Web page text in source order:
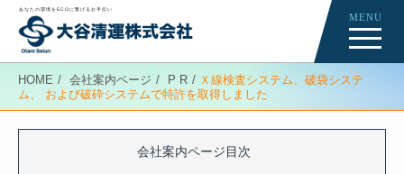
あなたの環境をECOに繋げるお手伝い
MENU
会社案内ページ
News
P R
Re-Creation
HOME 会社案内ページ P R
Ｘ線検査システム、破袋システ
ム、 および破砕システムで特許を取得しました
会社案内ページ目次